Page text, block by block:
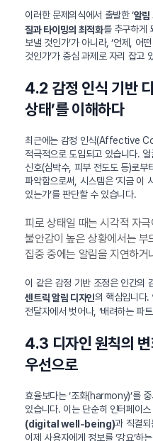
이러한 문제의식에서 출발한 ‘알림
질과 타이밍의 최적화를 추구하게
보낼 것인가’가 아니라, ‘언제, 어
것인가’가 중심 과제로 자리 잡고
4.2 감정 인식 기반
상태’를 이해하다
최근에는 감정 인식(Affective
적극적으로 도입되고 있습니다.
신호(심박수, 피부 전도도 등)로부
파악함으로써, 시스템은 ‘지금 이
있는가’를 판단할 수 있습니다.
피로 상태일 때는 시각적 자
불안감이 높은 상황에서는 부
집중 중에는 알림을 지연하거
이 같은 감정 기반 조정은 인간의
센트릭 알림 디자인의 핵심입니다.
전달자에서 벗어나, ‘배려하는 파
4.3 디자인 원칙의
우선으로
효율보다는 ‘조화(harmony)’를
있습니다. 이는 단순히 인터페이
(digital well-being)과 직결
이제 사용자에게 정보를 ‘강요’하